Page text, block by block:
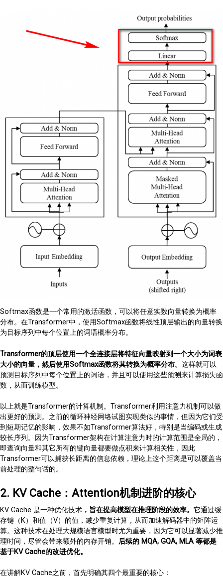
Softmax函数是一个常用的激活函数，可以将任意实数向量转换为概率
分布。在Transformer中，使用Softmax函数将线性顶层输出的向量转换
为目标序列中每个位置上的词语概率分布。
Transformer的顶层使用一个全连接层将特征向量映射到一个大小为词表
大小的向量，然后使用Softmax函数将其转换为概率分布。 这样就可以
预测目标序列中每个位置上的词语，并且可以使用这些预测来计算损失函
数，从而训练模型。
以上就是Transformer的计算机制。Transformer利用注意力机制可以做
出更好的预测。之前的循环神经网络试图实现类似的事情，但因为它们受
到短期记忆的影响，效果不如Transformer算法好，特别是当编码或生成
较长序列。因为Transformer架构在计算注意力时的计算范围是全局的，
即查询向量和其它所有的键向量都要做点积来计算相关性，因此
Transformer可以捕获长距离的信息依赖，理论上这个距离是可以覆盖当
前处理的整句话的。
2. KV Cache：Attention机制进阶的核心
KV Cache 是一种优化技术 ，旨在提高模型在推理阶段的效率。 它通过缓
存键（K）和值（V）的值，减少重复计算，从而加速解码器中的矩阵运
算。这种技术在处理大规模语言模型时尤为重要，因为它可以显著减少推
理时间，尽管会带来额外的内存开销。 后续的 MQA, GQA, MLA 等都是
基于KV Cache的改进优化。
在讲解KV Cache之前，首先明确其四个最重要的核心：